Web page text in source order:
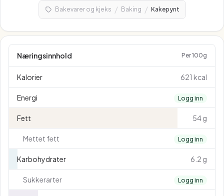
Bakevarer og kjeks / Baking / Kakepynt
Næringsinnhold Per 100g
Kalorier 621 kcal
Energi Logg inn
Fett 54 g
Mettet fett Logg inn
Karbohydrater 6.2 g
Sukkerarter Logg inn